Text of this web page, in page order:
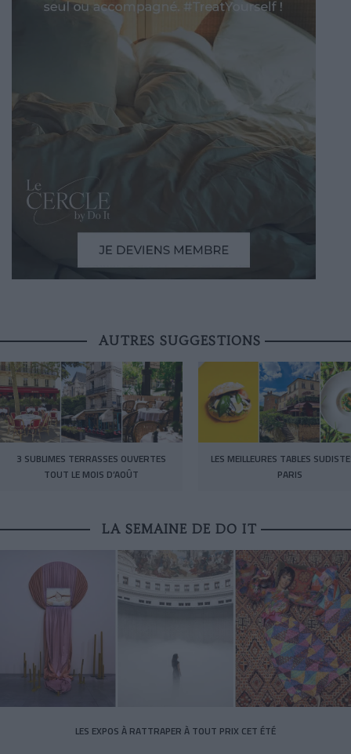
AUTRES SUGGESTIONS
3 SUBLIMES TERRASSES OUVERTES
TOUT LE MOIS D’AOÛT
LES MEILLEURES TABLES
PARIS
LA SEMAINE DE DO IT
LES EXPOS À RATTRAPER À TOUT PRIX CET ÉTÉ